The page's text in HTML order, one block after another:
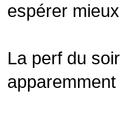
espérer
La perf du